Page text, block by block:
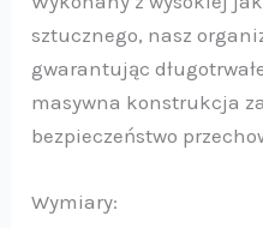
sztucznego, nasz
gwarantując
masywna konstrukcja
bezpieczeństwo
Wymiary: